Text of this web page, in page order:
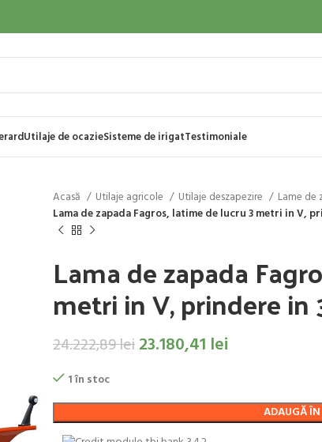
Utilaje de ocazieSisteme de irigatTestimoniale
Acasă Utilaje agricole Utilaje deszapezire
Lame de
Lama de zapada Fagros, latime de lucru 3 metri in V,
Lama de zapada
metri in V, prindere in
24.222,89lei23.180,41 lei
1 în stoc
ADAUGĂ